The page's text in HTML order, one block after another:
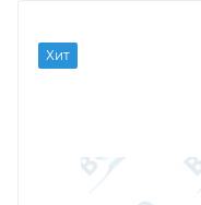
Хит